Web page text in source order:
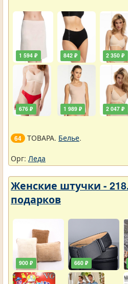
1 594 ₽
676 ₽
842 ₽
1 989 ₽
2 350 ₽
2 047 ₽
64 ТОВАРА. Белье.
Орг: Леда
Женские штучки -
подарков
900 ₽ 660 ₽